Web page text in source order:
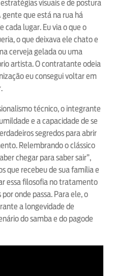
visuais e de postura
que está na rua há
lugar. Eu via o que o
o que deixava ele chato e
cerveja gelada ou uma
artista. O contratante odeia
eu consegui voltar em
técnico, o integrante
e a capacidade de se
segredos para abrir
Relembrando o clássico
chegar para saber sair”,
que recebeu de sua família e
essa filosofia no tratamento
onde passa. Para ele, o
a longevidade de
do samba e do pagode